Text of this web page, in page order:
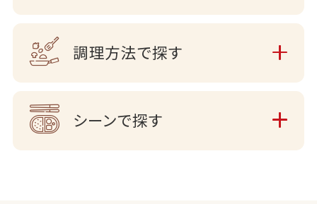
調理方法で探す
シーンで探す